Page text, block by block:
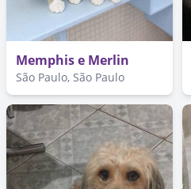
Memphis e Merlin
São Paulo, São Paulo